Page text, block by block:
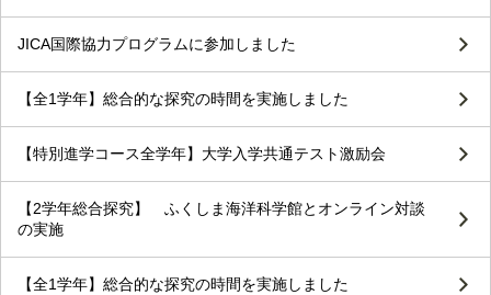
JICA国際協力プログラムに参加しました
【全1学年】総合的な探究の時間を実施しました
【特別進学コース全学年】大学入学共通テスト激励会
【2学年総合探究】 ふくしま海洋科学館とオンライン対談
の実施
【全1学年】総合的な探究の時間を実施しました